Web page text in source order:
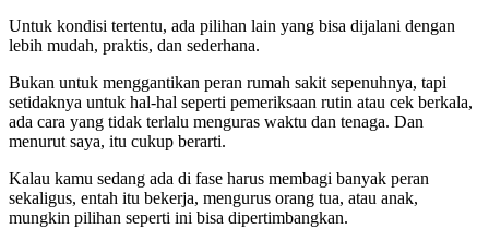
Untuk kondisi tertentu, ada pilihan lain yang bisa dijalani dengan
lebih mudah, praktis, dan sederhana.
Bukan untuk menggantikan peran rumah sakit sepenuhnya, tapi
setidaknya untuk hal-hal seperti pemeriksaan rutin atau cek berkala,
ada cara yang tidak terlalu menguras waktu dan tenaga. Dan
menurut saya, itu cukup berarti.
Kalau kamu sedang ada di fase harus membagi banyak peran
sekaligus, entah itu bekerja, mengurus orang tua, atau anak,
mungkin pilihan seperti ini bisa dipertimbangkan.